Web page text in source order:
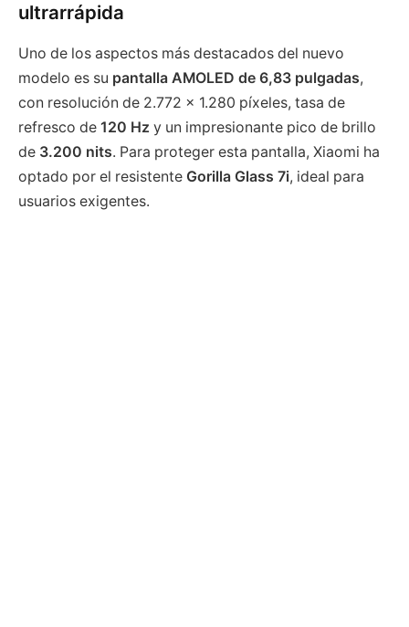
ultrarrápida
Uno de los aspectos más destacados del nuevo
modelo es su pantalla AMOLED de 6,83 pulgadas,
con resolución de 2.772 x 1.280 píxeles, tasa de
refresco de 120 Hz y un impresionante pico de brillo
de 3.200 nits. Para proteger esta pantalla, Xiaomi ha
optado por el resistente Gorilla Glass 7i, ideal para
usuarios exigentes.